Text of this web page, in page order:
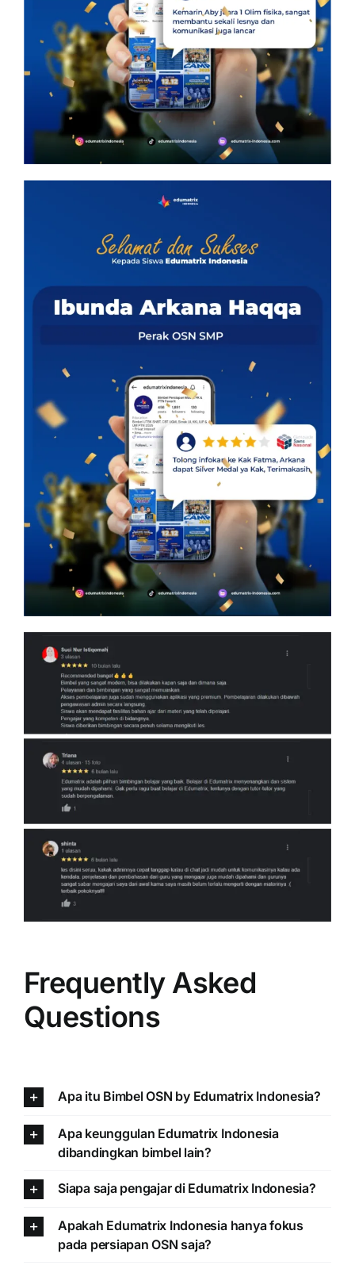
Frequently Asked
Questions
Apa itu Bimbel OSN by Edumatrix Indonesia?
Apa keunggulan Edumatrix Indonesia
dibandingkan bimbel lain?
Siapa saja pengajar di Edumatrix Indonesia?
Apakah Edumatrix Indonesia hanya fokus
pada persiapan OSN saja?